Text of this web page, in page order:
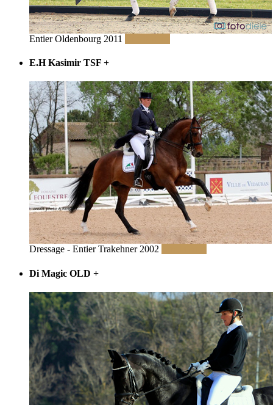
Entier Oldenbourg 2011
E.H Kasimir TSF +
Dressage - Entier Trakehner 2002
Di Magic OLD +